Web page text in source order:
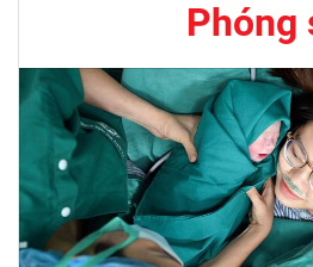
Phát huy vai trò đội ngũ trí
chuyển giao tiến bộ khoa
Mỗi xuất bản phẩm đều
trị, xã hội và nghề nghiệp
Đồng chí Lê Quang Đạo -
về lòng yêu nước
Đoàn kiểm tra giám sát số
bộ tỉnh Cà Mau
Phóng